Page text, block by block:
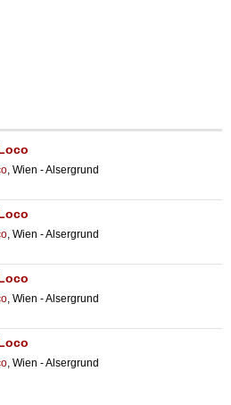
, Wien - Alsergrund
, Wien - Alsergrund
, Wien - Alsergrund
, Wien - Alsergrund